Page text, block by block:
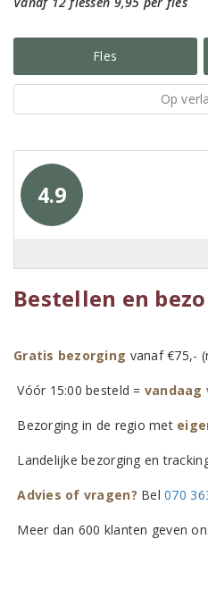
Fles
Op
4.9
Bestellen en
Gratis bezorging vanaf €75,-
Vóór 15:00 besteld = vandaag
Bezorging in de regio met
Landelijke bezorging en
Advies of vragen? Bel070
Meer dan 600 klanten geven